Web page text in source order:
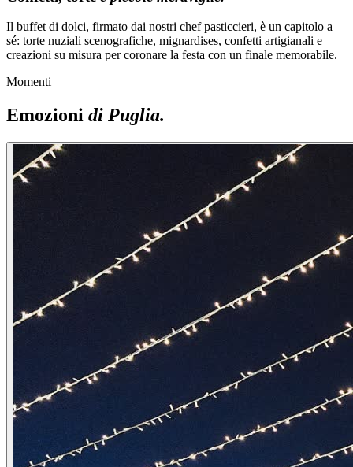
Il buffet di dolci, firmato dai nostri chef pasticcieri, è un capitolo a
sé: torte nuziali scenografiche, mignardises, confetti artigianali e
creazioni su misura per coronare la festa con un finale memorabile.
Momenti
Emozioni di Puglia.